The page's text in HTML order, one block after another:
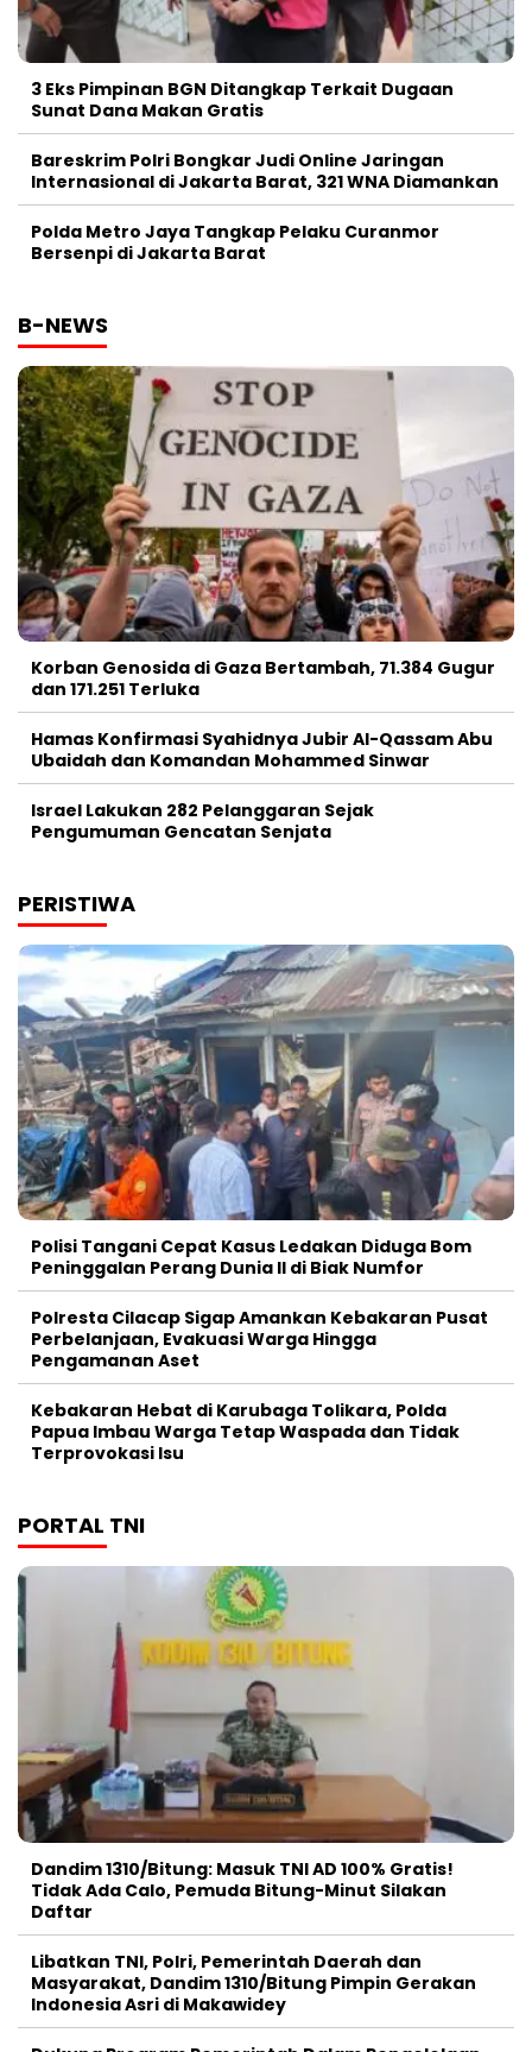
3 Eks Pimpinan BGN Ditangkap Terkait Dugaan
Sunat Dana Makan Gratis
Bareskrim Polri Bongkar Judi Online Jaringan
Internasional di Jakarta Barat, 321 WNA Diamankan
Polda Metro Jaya Tangkap Pelaku Curanmor
Bersenpi di Jakarta Barat
B-NEWS
Korban Genosida di Gaza Bertambah, 71.384 Gugur
dan 171.251 Terluka
Hamas Konfirmasi Syahidnya Jubir Al-Qassam Abu
Ubaidah dan Komandan Mohammed Sinwar
Israel Lakukan 282 Pelanggaran Sejak
Pengumuman Gencatan Senjata
PERISTIWA
Polisi Tangani Cepat Kasus Ledakan Diduga Bom
Peninggalan Perang Dunia II di Biak Numfor
Polresta Cilacap Sigap Amankan Kebakaran Pusat
Perbelanjaan, Evakuasi Warga Hingga
Pengamanan Aset
Kebakaran Hebat di Karubaga Tolikara, Polda
Papua Imbau Warga Tetap Waspada dan Tidak
Terprovokasi Isu
PORTAL TNI
Dandim 1310/Bitung: Masuk TNI AD 100% Gratis!
Tidak Ada Calo, Pemuda Bitung-Minut Silakan
Daftar
Libatkan TNI, Polri, Pemerintah Daerah dan
Masyarakat, Dandim 1310/Bitung Pimpin Gerakan
Indonesia Asri di Makawidey